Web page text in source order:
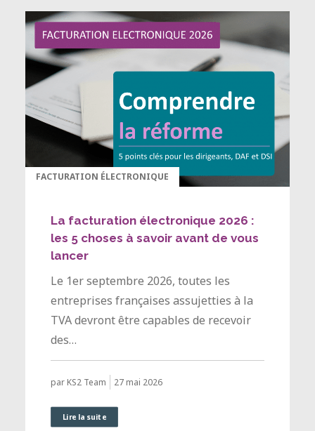
FACTURATION ÉLECTRONIQUE
La facturation électronique 2026 :
les 5 choses à savoir avant de vous
lancer
Le 1er septembre 2026, toutes les
entreprises françaises assujetties à la
TVA devront être capables de recevoir
des…
par KS2 Team 27 mai 2026
Lire la suite